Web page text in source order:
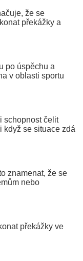
že se
překážky a
po úspěchu a
v oblasti sportu
schopnost čelit
když se situace zdá
znamenat, že se
nebo
překážky ve